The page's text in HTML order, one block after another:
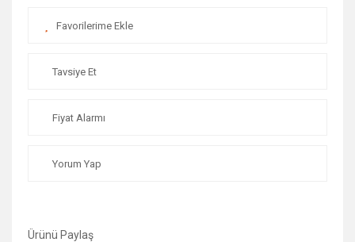
Tavsiye Et
Fiyat Alarmı
Yorum Yap
Ürünü Paylaş